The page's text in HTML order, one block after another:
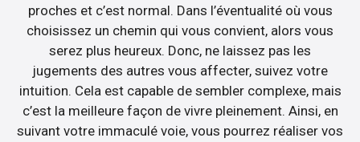
proches et c’est normal. Dans l’éventualité où vous
choisissez un chemin qui vous convient, alors vous
serez plus heureux. Donc, ne laissez pas les
jugements des autres vous affecter, suivez votre
intuition. Cela est capable de sembler complexe, mais
c’est la meilleure façon de vivre pleinement. Ainsi, en
suivant votre immaculé voie, vous pourrez réaliser vos